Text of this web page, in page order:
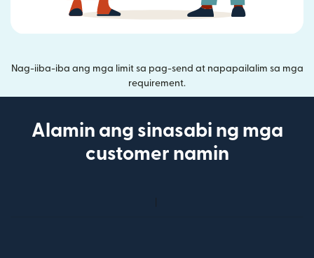
Nag-iiba-iba ang mga limit sa pag-send at napapailalim sa mga
requirement.
Alamin ang sinasabi ng mga
customer namin